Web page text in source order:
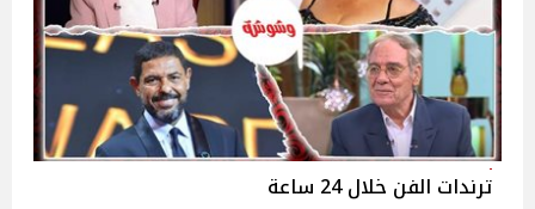
ترندات الفن خلال 24 ساعة